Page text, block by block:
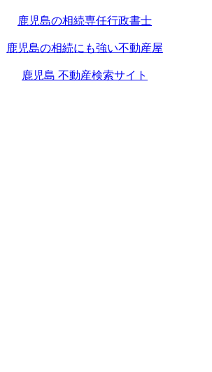
鹿児島の相続専任行政書士
鹿児島の相続にも強い不動産屋
鹿児島 不動産検索サイト